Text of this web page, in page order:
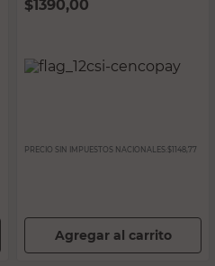
$1390,00
PRECIO SIN IMPUESTOS NACIONALES: $1148,77
Agregar al carrito